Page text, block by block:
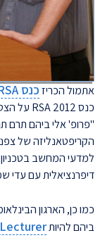
אתמול הכריזכנס RSA
כנס RSA 2012 על הצטיינות בתחום המתמטיקה:
"פרופ' אלי ביהם תרם
הקריפטאנליזה של
למדעי המחשב
דיפרנציאלית עם עדי
כמו כן, הארגון
ביהם להיות